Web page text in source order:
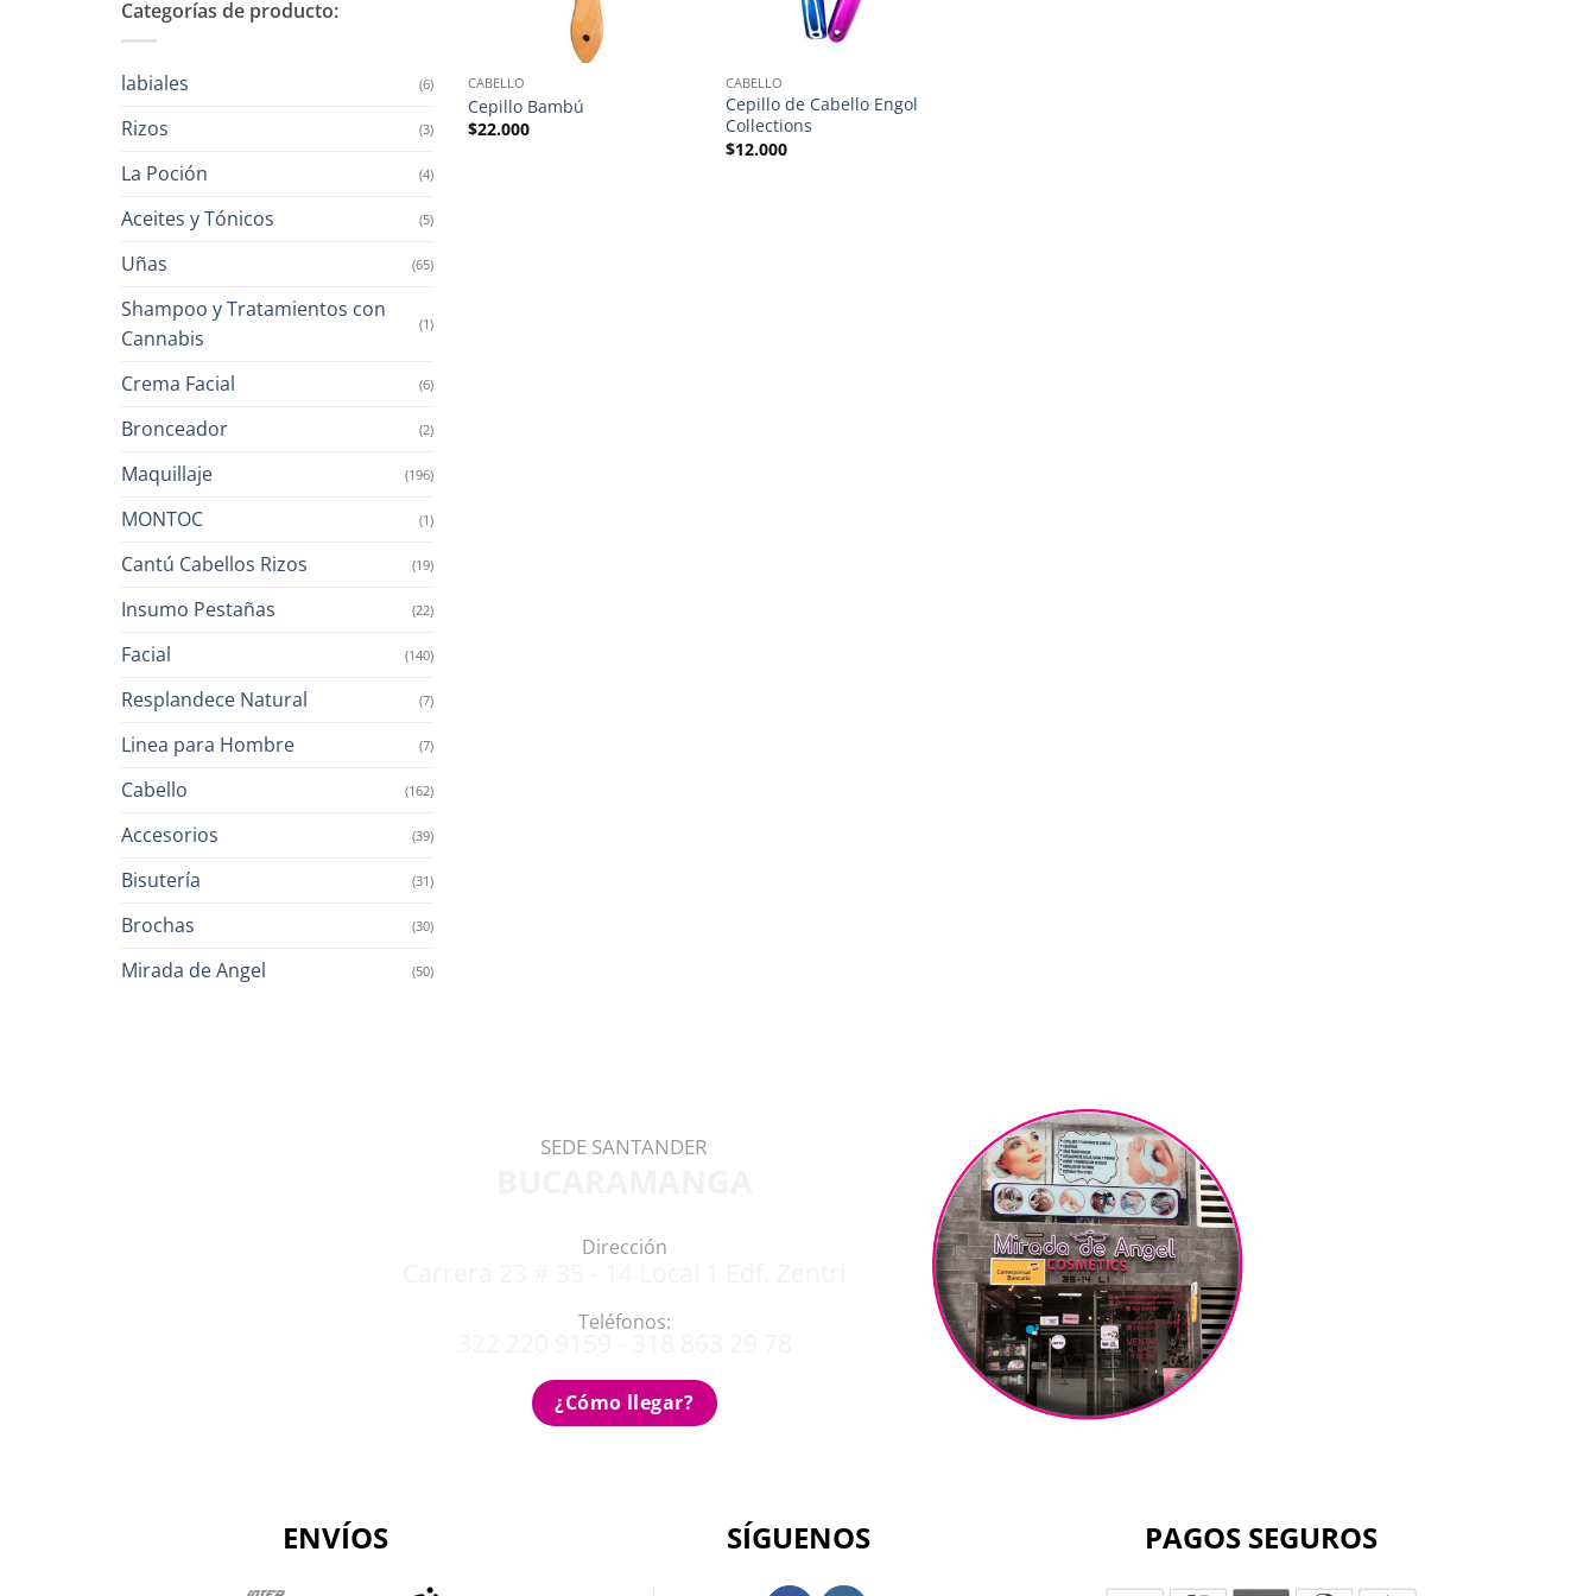
Categorías de producto:
labiales (6)
Rizos (3)
La Poción (4)
Aceites y Tónicos (5)
Uñas (65)
Shampoo y Tratamientos con
Cannabis
(1)
Crema Facial (6)
Bronceador (2)
Maquillaje (196)
MONTOC (1)
Cantú Cabellos Rizos (19)
Insumo Pestañas (22)
Facial (140)
Resplandece Natural (7)
Linea para Hombre (7)
Cabello (162)
Accesorios (39)
Bisutería (31)
Brochas (30)
Mirada de Angel (50)
CABELLO
Cepillo Bambú
$22.000
CABELLO
Cepillo de Cabello Engol
Collections
$12.000
SEDE SANTANDER
Dirección
Teléfonos:
¿Cómo llegar?
ENVÍOS SÍGUENOS PAGOS SEGUROS